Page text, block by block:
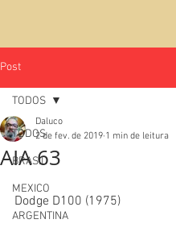
Post
TODOS
BRASIL
MEXICO
ARGENTINA
TODOS
AIA 63
Daluco
2 de fev. de 2019 1 min de leitura
Dodge D100 (1975)